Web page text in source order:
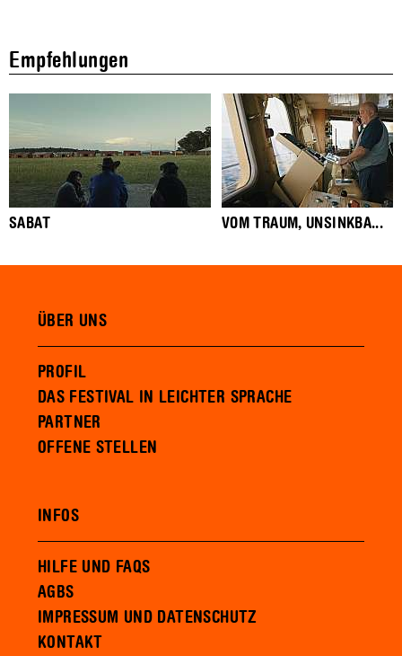
Empfehlungen
SABAT VOM TRAUM, UNSINKBA...
ÜBER UNS
PROFIL
DAS FESTIVAL IN LEICHTER SPRACHE
PARTNER
OFFENE STELLEN
INFOS
HILFE UND FAQS
AGBS
IMPRESSUM UND DATENSCHUTZ
KONTAKT